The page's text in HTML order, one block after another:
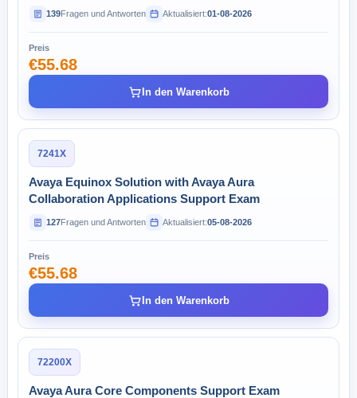
139Fragen und Antworten Aktualisiert:01-08-2026
Preis
€55.68
In den Warenkorb
7241X
Avaya Equinox Solution with Avaya Aura
Collaboration Applications Support Exam
127Fragen und Antworten Aktualisiert:05-08-2026
Preis
€55.68
In den Warenkorb
72200X
Avaya Aura Core Components Support Exam